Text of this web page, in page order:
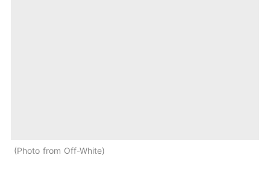
Photo from Off-White